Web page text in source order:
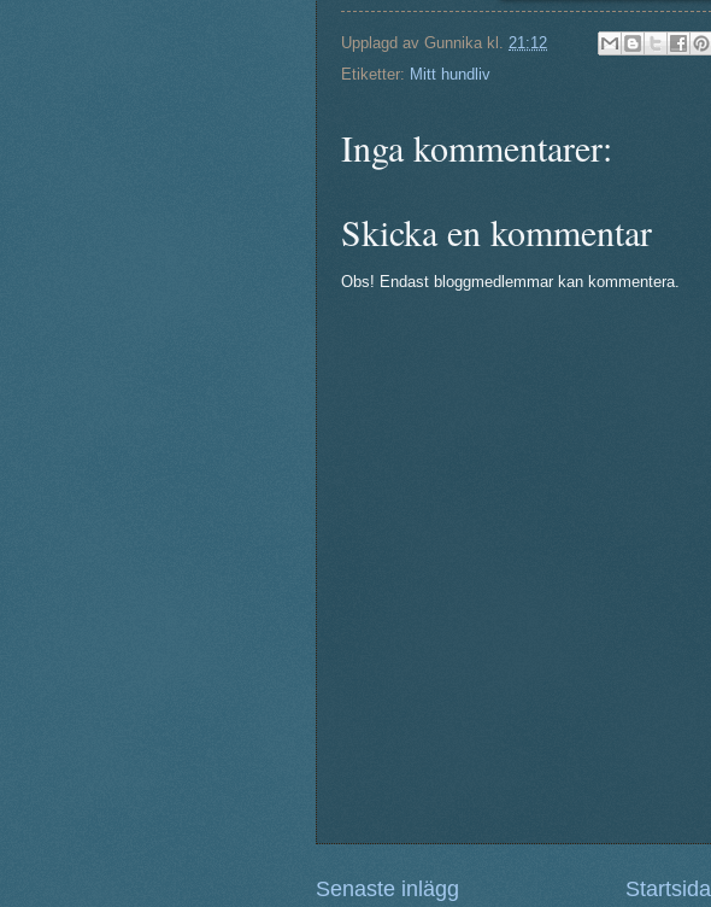
Upplagd av Gunnika kl. 21:12
Etiketter: Mitt hundliv
Inga kommentarer:
Skicka en kommentar
Obs! Endast bloggmedlemmar kan kommentera.
Senaste inlägg Startsida